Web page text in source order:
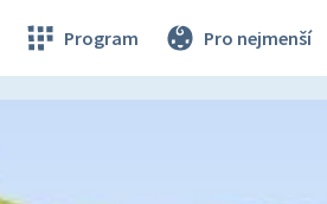
Program Pro nejmenší